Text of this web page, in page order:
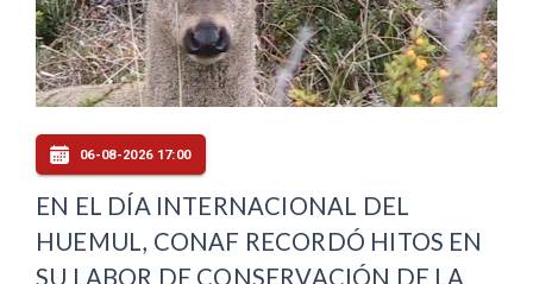
06-08-2026 17:00
EN EL DÍA INTERNACIONAL DEL
HUEMUL, CONAF RECORDÓ HITOS EN
SU LABOR DE CONSERVACIÓN DE LA